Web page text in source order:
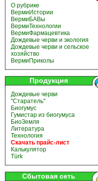
О рубрике
ВермиИстории
ВермиБАВы
ВермиТехнологии
ВермиФармацевтика
Дождевые черви и экология
Дождевые черви и сельское
хозяйство
ВермиПриколы
Продукция
Дождевые черви
"Старатель"
Биогумус
Гумистар из биогумуса
БиоЗемля
Литература
Технология
Скачать прайс-лист
Калькулятор
Türk
Сбытовая сеть